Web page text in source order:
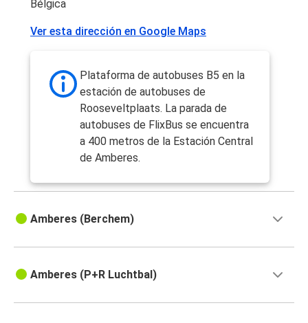
Bélgica
Ver esta dirección en Google Maps
Plataforma de autobuses B5 en la
estación de autobuses de
Rooseveltplaats. La parada de
autobuses de FlixBus se encuentra
a 400 metros de la Estación Central
de Amberes.
Amberes (Berchem)
Amberes (P+R Luchtbal)